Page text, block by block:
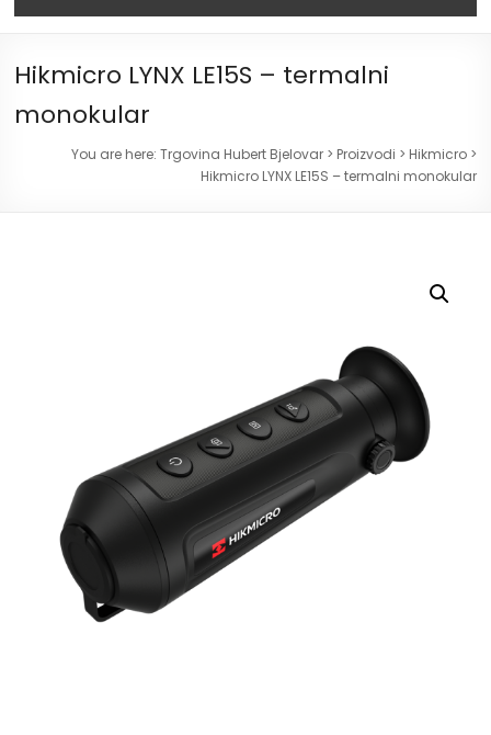
Hikmicro LYNX LE15S – termalni
monokular
You are here: Trgovina Hubert Bjelovar> Proizvodi > Hikmicro>
Hikmicro LYNX LE15S – termalni monokular